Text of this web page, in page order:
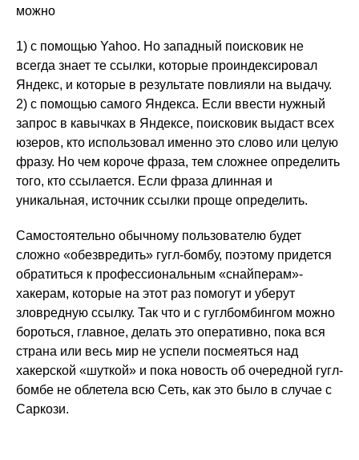
можно
1) с помощью Yahoo. Но западный поисковик не
всегда знает те ссылки, которые проиндексировал
Яндекс, и которые в результате повлияли на выдачу.
2) с помощью самого Яндекса. Если ввести нужный
запрос в кавычках в Яндексе, поисковик выдаст всех
юзеров, кто использовал именно это слово или целую
фразу. Но чем короче фраза, тем сложнее определить
того, кто ссылается. Если фраза длинная и
уникальная, источник ссылки проще определить.
Самостоятельно обычному пользователю будет
сложно «обезвредить» гугл-бомбу, поэтому придется
обратиться к профессиональным «снайперам»-
хакерам, которые на этот раз помогут и уберут
зловредную ссылку. Так что и с гуглбомбингом можно
бороться, главное, делать это оперативно, пока вся
страна или весь мир не успели посмеяться над
хакерской «шуткой» и пока новость об очередной гугл-
бомбе не облетела всю Сеть, как это было в случае с
Саркози.